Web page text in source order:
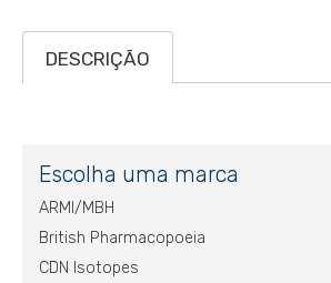
DESCRIÇÃO
Escolha uma marca
ARMI/MBH
British Pharmacopoeia
CDN Isotopes